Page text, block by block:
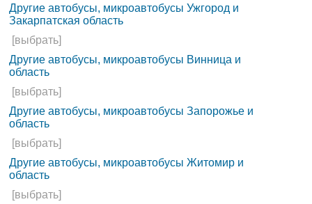
Другие автобусы, микроавтобусы Ужгород и
Закарпатская область
[выбрать]
Другие автобусы, микроавтобусы Винница и
область
[выбрать]
Другие автобусы, микроавтобусы Запорожье и
область
[выбрать]
Другие автобусы, микроавтобусы Житомир и
область
[выбрать]